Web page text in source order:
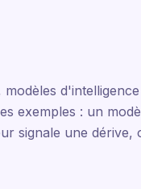
exemples : un
signale une dérive,